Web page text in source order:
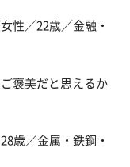
性／22歳／金融・
褒美だと思えるか
歳／金属・鉄鋼・